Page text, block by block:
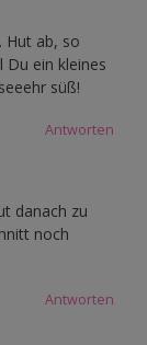
Hut ab, so
Du ein kleines
süß!
Antworten
danach zu
noch
Antworten